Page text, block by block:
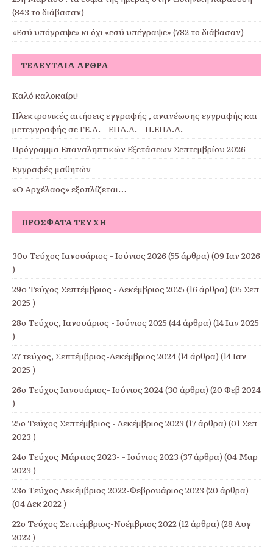
(843 το διάβασαν)
«Εσύ υπόγραψε» κι όχι «εσύ υπέγραψε» (782 το διάβασαν)
ΤΕΛΕΥΤΑΊΑ ΆΡΘΡΑ
Καλό καλοκαίρι!
Ηλεκτρονικές αιτήσεις εγγραφής , ανανέωσης εγγραφής και
μετεγγραφής σε ΓΕ.Λ. – ΕΠΑ.Λ. – Π.ΕΠΑ.Λ.
Πρόγραμμα Επαναληπτικών Εξετάσεων Σεπτεμβρίου 2026
Εγγραφές μαθητών
«Ο Αρχέλαος» εξοπλίζεται…
ΠΡΌΣΦΑΤΑ ΤΕΎΧΗ
30ο Τεύχος Ιανουάριος - Ιούνιος 2026 (55 άρθρα) (09 Ιαν 2026
)
29o Τεύχος Σεπτέμβριος - Δεκέμβριος 2025 (16 άρθρα) (05 Σεπ
2025 )
28ο Τεύχος, Ιανουάριος - Ιούνιος 2025 (44 άρθρα) (14 Ιαν 2025
)
27 τεύχος, Σεπτέμβριος-Δεκέμβριος 2024(14 άρθρα) (14 Ιαν
2025 )
26ο Τεύχος Ιανουάριος- Ιούνιος 2024(30 άρθρα) (20 Φεβ 2024
)
25ο Τεύχος Σεπτέμβριος - Δεκέμβριος 2023 (17 άρθρα) (01 Σεπ
2023 )
24ο Τεύχος Μάρτιος 2023- - Ιούνιος 2023 (37 άρθρα) (04 Μαρ
2023 )
23ο Τεύχος Δεκέμβριος 2022-Φεβρουάριος 2023 (20 άρθρα)
(04 Δεκ 2022 )
22ο Τεύχος Σεπτέμβριος-Νοέμβριος 2022(12 άρθρα) (28 Αυγ
2022 )